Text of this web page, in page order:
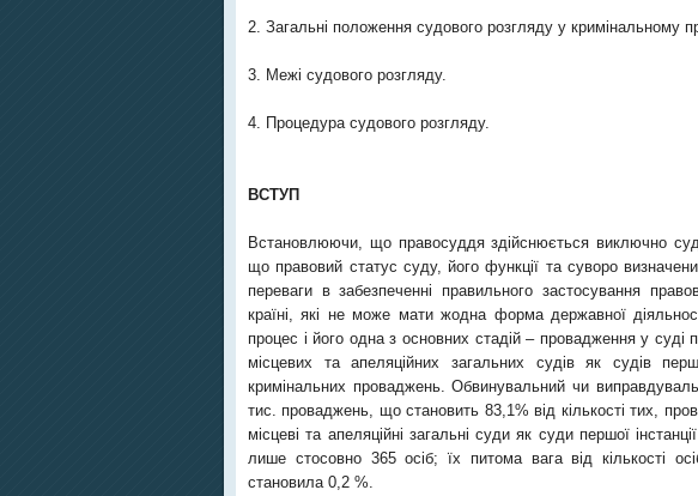
2. Загальні положення судового розгляду у кримінальному
3. Межі судового розгляду.
4. Процедура судового розгляду.
ВСТУП
Встановлюючи, що правосуддя здійснюється виключно
що правовий статус суду, його функції та суворо
переваги в забезпеченні правильного застосування
країні, які не може мати жодна форма державної
процес і його одна з основних стадій – провадження у суді
місцевих та апеляційних загальних судів як судів
кримінальних проваджень. Обвинувальний чи
тис. проваджень, що становить 83,1% від кількості тих,
місцеві та апеляційні загальні суди як суди першої
лише стосовно 365 осіб; їх питома вага від кількості
становила 0,2 %.